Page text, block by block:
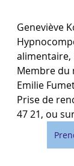
Geneviève
alimentaire,
Membre du
Emilie
Prise de
47 21, ou